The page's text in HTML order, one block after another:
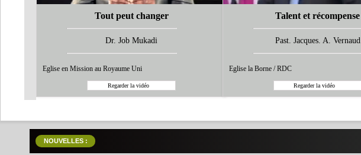
Tout peut changer
Dr. Job Mukadi
Eglise en Mission au Royaume Uni
Talent et récompense
Past. Jacques. A. Vernaud
Eglise la Borne / RDC
NOUVELLES :